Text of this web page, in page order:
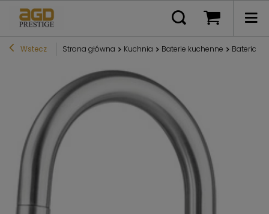
Wstecz Strona główna Kuchnia Baterie kuchenne Bateria